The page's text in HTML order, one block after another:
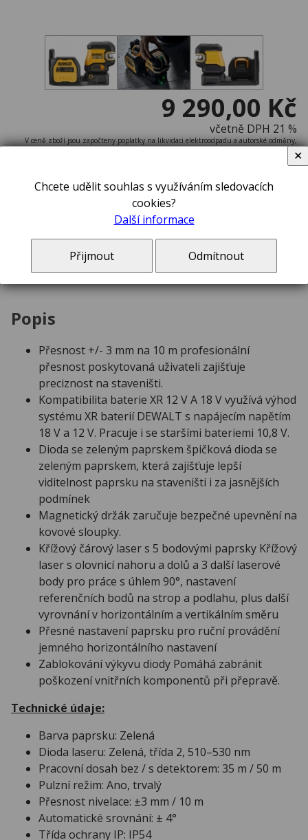
9 290,00 Kč
včetně DPH 21 %
V ceně zboží jsou započteny poplatky na likvidaci elektroodpadu a autorské odměny,
pokud se na toto zboží vztahují.
Zelený křížový laser s 5 body 12 / 18V
Popis
Přesnost +/- 3 mm na 10 m profesionální
přesnost poskytovaná uživateli zajišťuje
preciznost na staveništi.
Kompatibilita baterie XR 12 V A 18 V využívá výhod
systému XR baterií DEWALT s napájecím napětím
18 V a 12 V. Pracuje i se staršími bateriemi 10,8 V.
Dioda se zeleným paprskem špičková dioda se
zeleným paprskem, která zajišťuje lepší
viditelnost paprsku na staveništi i za jasnějších
podmínek
Magnetický držák zaručuje bezpečné upevnění na
kovové sloupky.
Křížový čárový laser s 5 bodovými paprsky Křížový
laser s olovnicí nahoru a dolů a 3 další laserové
body pro práce s úhlem 90°, nastavení
referenčních bodů na strop a podlahu, plus další
vyrovnání v horizontálním a vertikálním směru
Přesné nastavení paprsku pro ruční provádění
jemného horizontálního nastavení
Zablokování výkyvu diody Pomáhá zabránit
poškození vnitřních komponentů při přepravě.
Technické údaje:
Barva paprsku: Zelená
Dioda laseru: Zelená, třída 2, 510–530 nm
Pracovní dosah bez / s detektorem: 35 m / 50 m
Pulzní režim: Ano, trvalý
Přesnost nivelace: ±3 mm / 10 m
Automatické srovnání: ± 4°
Třída ochrany IP: IP54
Chcete udělit souhlas s využíváním sledovacích
cookies?
Další informace
Přijmout Odmítnout
✕